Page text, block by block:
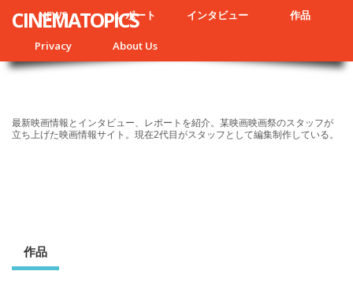
NEWS レポート インタビュー 作品
Privacy About Us
CINEMATOPICS
最新映画情報とインタビュー、レポートを紹介。某映画映画祭のスタッフが
立ち上げた映画情報サイト。現在2代目がスタッフとして編集制作している。
作品